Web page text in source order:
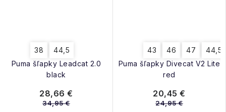
Puma šľapky Leadcat 2.0
black
38 44,5
28,66 €
34,95 €
Puma šľapky Divecat V2 Lite
red
43 46 47 44,5
20,45 €
24,95 €